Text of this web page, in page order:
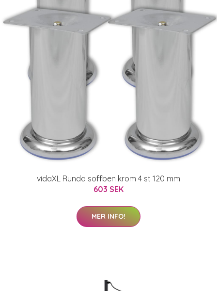
vidaXL Runda soffben krom 4 st 120 mm
603 SEK
MER INFO!